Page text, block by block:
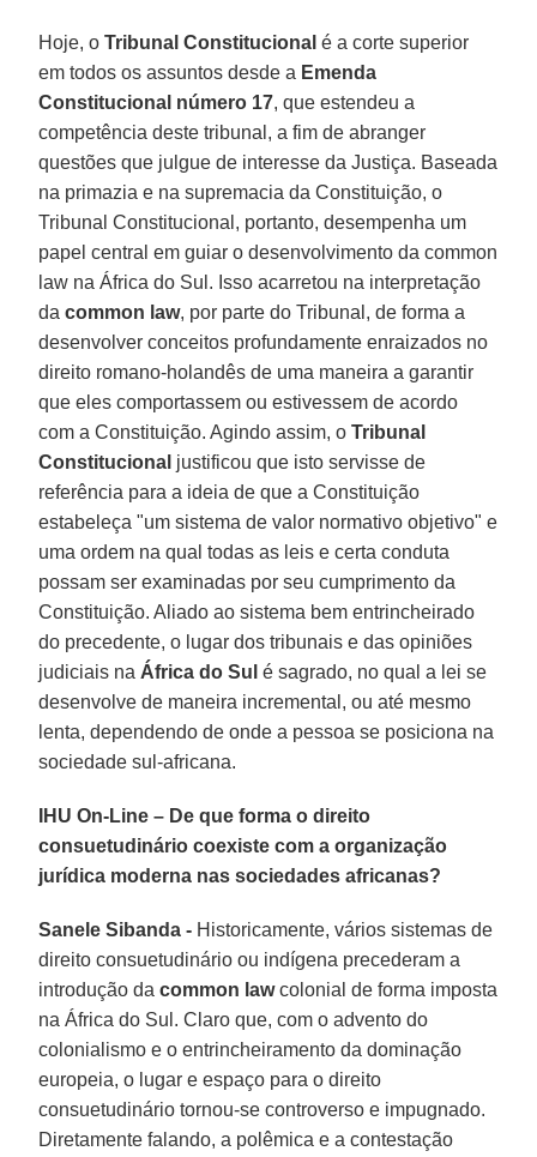
Hoje, oTribunal Constitucional é a corte superior
em todos os assuntos desde a Emenda
Constitucional número 17, que estendeu a
competência deste tribunal, a fim de abranger
questões que julgue de interesse da Justiça. Baseada
na primazia e na supremacia da Constituição, o
Tribunal Constitucional, portanto, desempenha um
papel central em guiar o desenvolvimento da common
law na África do Sul. Isso acarretou na interpretação
dacommon law, por parte do Tribunal, de forma a
desenvolver conceitos profundamente enraizados no
direito romano-holandês de uma maneira a garantir
que eles comportassem ou estivessem de acordo
com a Constituição. Agindo assim, o Tribunal
Constitucional justificou que isto servisse de
referência para a ideia de que a Constituição
estabeleça "um sistema de valor normativo objetivo" e
uma ordem na qual todas as leis e certa conduta
possam ser examinadas por seu cumprimento da
Constituição. Aliado ao sistema bem entrincheirado
do precedente, o lugar dos tribunais e das opiniões
judiciais na África do Sul é sagrado, no qual a lei se
desenvolve de maneira incremental, ou até mesmo
lenta, dependendo de onde a pessoa se posiciona na
sociedade sul-africana.
IHU On-Line – De que forma o direito
consuetudinário coexiste com a organização
jurídica moderna nas sociedades africanas?
Sanele Sibanda - Historicamente, vários sistemas de
direito consuetudinário ou indígena precederam a
introdução dacommon lawcolonial de forma imposta
na África do Sul. Claro que, com o advento do
colonialismo e o entrincheiramento da dominação
europeia, o lugar e espaço para o direito
consuetudinário tornou-se controverso e impugnado.
Diretamente falando, a polêmica e a contestação